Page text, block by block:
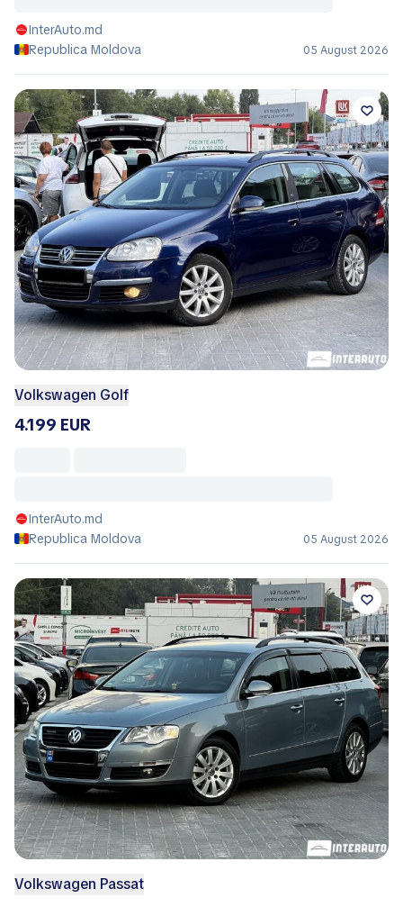
InterAuto.md
Republica Moldova
05 August 2026
Volkswagen Golf
4.199 EUR
InterAuto.md
Republica Moldova
05 August 2026
Volkswagen Passat